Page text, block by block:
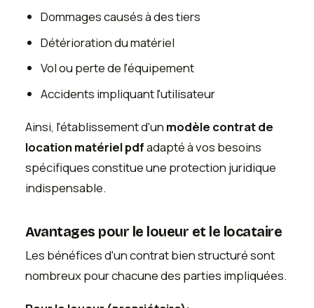
Dommages causés à des tiers
Détérioration du matériel
Vol ou perte de l'équipement
Accidents impliquant l'utilisateur
Ainsi, l'établissement d'un modèle contrat de
location matériel pdfadapté à vos besoins
spécifiques constitue une protection juridique
indispensable.
Avantages pour le loueur et le locataire
Les bénéfices d'un contrat bien structuré sont
nombreux pour chacune des parties impliquées.